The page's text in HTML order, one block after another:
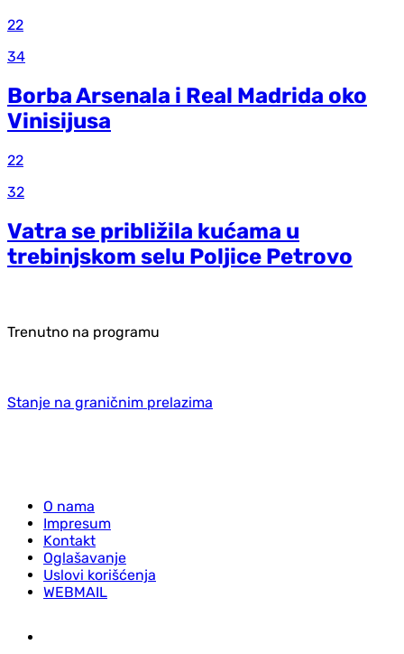
22
34
Borba Arsenala i Real Madrida oko
Vinisijusa
22
32
Vatra se približila kućama u
trebinjskom selu Poljice Petrovo
Trenutno na programu
Stanje na graničnim prelazima
O nama
Impresum
Kontakt
Oglašavanje
Uslovi korišćenja
WEBMAIL